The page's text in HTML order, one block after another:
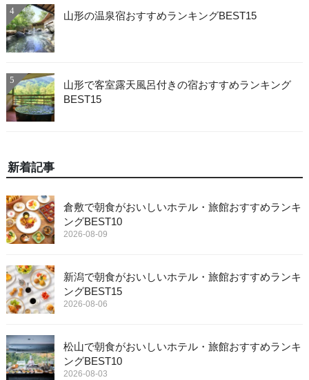
4 山形の温泉宿おすすめランキングBEST15
5
山形で客室露天風呂付きの宿おすすめランキング
BEST15
新着記事
倉敷で朝食がおいしいホテル・旅館おすすめランキ
ングBEST10
2026-08-09
新潟で朝食がおいしいホテル・旅館おすすめランキ
ングBEST15
2026-08-06
松山で朝食がおいしいホテル・旅館おすすめランキ
ングBEST10
2026-08-03